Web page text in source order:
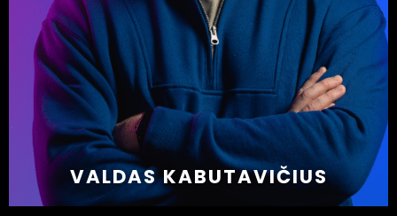
VALDAS KABUTAVIČIUS